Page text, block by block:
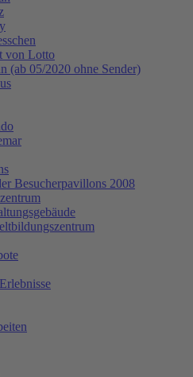
von Lotto
(ab 05/2020 ohne Sender)
Besucherpavillons 2008